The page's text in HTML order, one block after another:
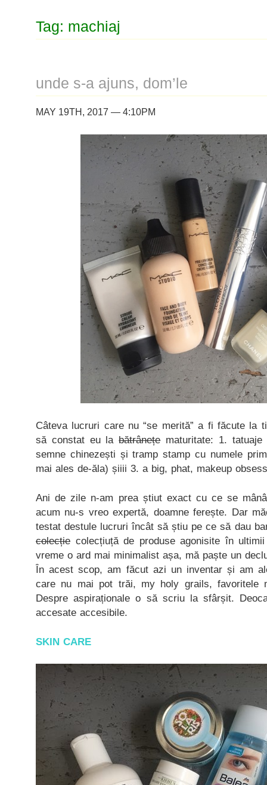
Tag: machiaj
unde s-a ajuns, dom’le
MAY 19TH, 2017 — 4:10PM
Câteva lucruri care nu “se merită” a fi făcute la
să constat eu labătrânețematuritate: 1. tatuaje
semne chinezești și tramp stamp cu numele
mai ales de-ăla) șiiii 3. a big, phat, makeup
Ani de zile n-am prea știut exact cu ce se
acum nu-s vreo expertă, doamne ferește. Dar
testat destule lucruri încât să știu pe ce să dau
colecție colecțiuță de produse agonisite în
vreme o ard mai minimalist așa, mă paște un
În acest scop, am făcut azi un inventar și am
care nu mai pot trăi, my holy grails, favoritele
Despre aspiraționale o să scriu la sfârșit.
accesate accesibile.
SKIN CARE